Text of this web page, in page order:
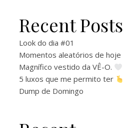
Recent Posts
Look do dia #01
Momentos aleatórios de hoje
Magnífico vestido da VÊ-O.
5 luxos que me permito ter
Dump de Domingo